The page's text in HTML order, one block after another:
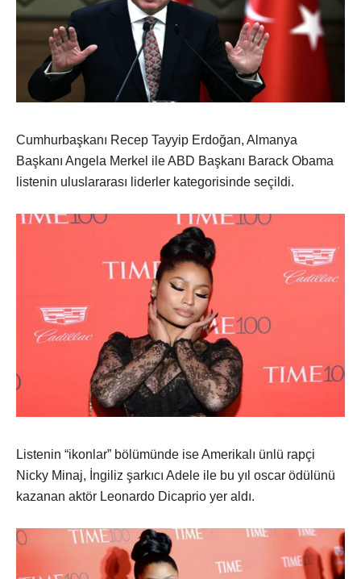
Cumhurbaşkanı Recep Tayyip Erdoğan, Almanya
Başkanı Angela Merkel ile ABD Başkanı Barack Obama
listenin uluslararası liderler kategorisinde seçildi.
Listenin “ikonlar” bölümünde ise Amerikalı ünlü rapçi
Nicky Minaj, İngiliz şarkıcı Adele ile bu yıl oscar ödülünü
kazanan aktör Leonardo Dicaprio yer aldı.